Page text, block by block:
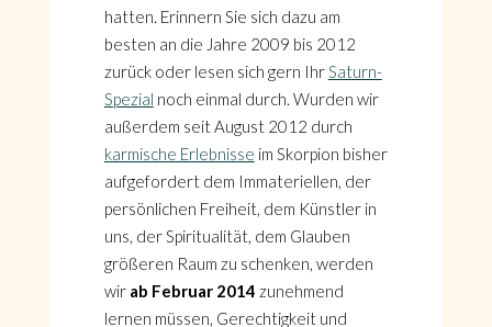
hatten. Erinnern Sie sich dazu am
besten an die Jahre 2009 bis 2012
zurück oder lesen sich gern IhrSaturn-
Spezial noch einmal durch. Wurden wir
außerdem seit August 2012 durch
karmische Erlebnisse im Skorpion bisher
aufgefordert dem Immateriellen, der
persönlichen Freiheit, dem Künstler in
uns, der Spiritualität, dem Glauben
größeren Raum zu schenken, werden
wirab Februar 2014 zunehmend
lernen müssen, Gerechtigkeit und